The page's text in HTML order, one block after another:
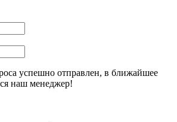
успешно отправлен, в ближайшее
наш менеджер!